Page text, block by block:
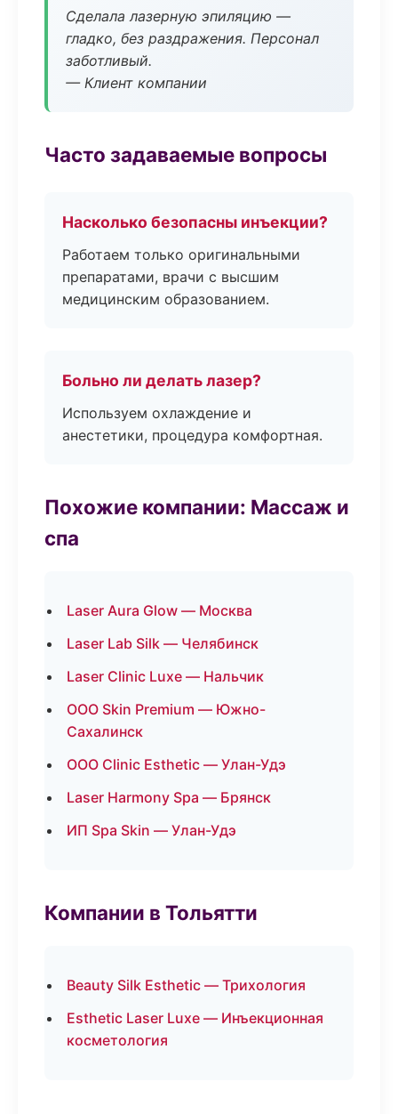
Сделала лазерную эпиляцию —
гладко, без раздражения. Персонал
заботливый.
— Клиент компании
Часто задаваемые вопросы
Насколько безопасны инъекции?
Работаем только оригинальными
препаратами, врачи с высшим
медицинским образованием.
Больно ли делать лазер?
Используем охлаждение и
анестетики, процедура комфортная.
Похожие компании: Массаж и
спа
Laser Aura Glow — Москва
Laser Lab Silk — Челябинск
Laser Clinic Luxe — Нальчик
ООО Skin Premium — Южно-
Сахалинск
ООО Clinic Esthetic — Улан-Удэ
Laser Harmony Spa — Брянск
ИП Spa Skin — Улан-Удэ
Компании в Тольятти
Beauty Silk Esthetic — Трихология
Esthetic Laser Luxe — Инъекционная
косметология